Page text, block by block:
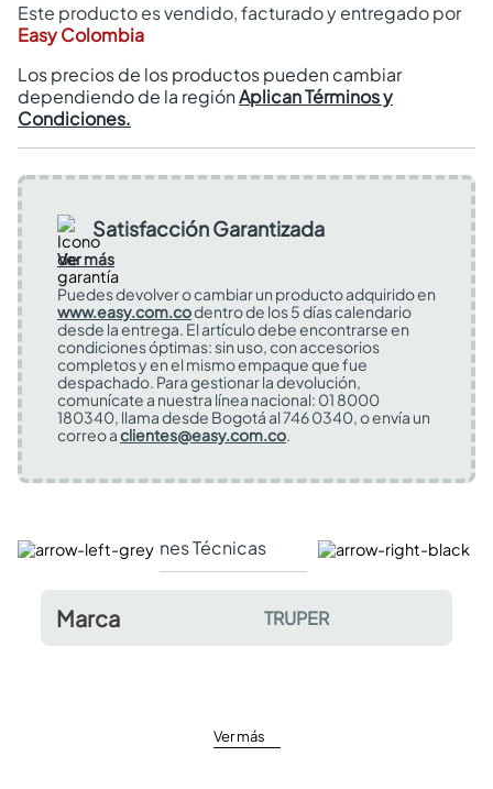
Este producto es vendido, facturado y entregado por
Easy Colombia
Los precios de los productos pueden cambiar
dependiendo de la regiónAplican Términos y
Condiciones.
Satisfacción Garantizada
Ver más
Puedes devolver o cambiar un producto adquirido en
www.easy.com.codentro de los 5 días calendario
desde la entrega. El artículo debe encontrarse en
condiciones óptimas: sin uso, con accesorios
completos y en el mismo empaque que fue
despachado. Para gestionar la devolución,
comunícate a nuestra línea nacional: 01 8000
180340, llama desde Bogotá al 746 0340, o envía un
correo aclientes@easy.com.co.
Especificaciones Técnicas Comentarios y
Marca TRUPER
Ver más